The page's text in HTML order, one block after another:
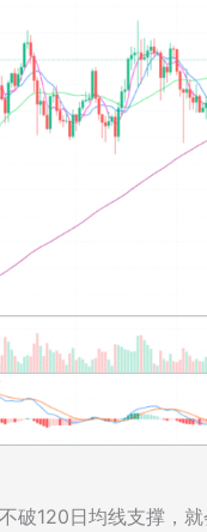
破120日均线支撑，